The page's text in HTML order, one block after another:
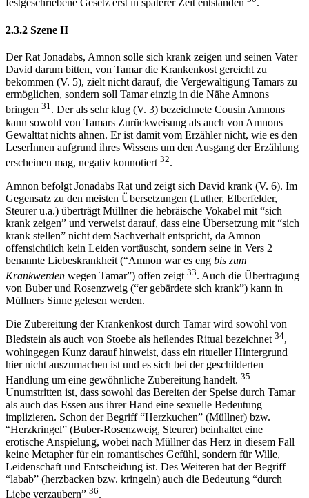
festgeschriebene Gesetz erst in späterer Zeit entstanden
.
2.3.2 Szene II
Der Rat Jonadabs, Amnon solle sich krank zeigen und seinen Vater
David darum bitten, von Tamar die Krankenkost gereicht zu
bekommen (V. 5), zielt nicht darauf, die Vergewaltigung Tamars zu
ermöglichen, sondern soll Tamar einzig in die Nähe Amnons
bringen 31. Der als sehr klug (V. 3) bezeichnete Cousin Amnons
kann sowohl von Tamars Zurückweisung als auch von Amnons
Gewalttat nichts ahnen. Er ist damit vom Erzähler nicht, wie es den
LeserInnen aufgrund ihres Wissens um den Ausgang der Erzählung
erscheinen mag, negativ konnotiert 32.
Amnon befolgt Jonadabs Rat und zeigt sich David krank (V. 6). Im
Gegensatz zu den meisten Übersetzungen (Luther, Elberfelder,
Steurer u.a.) überträgt Müllner die hebräische Vokabel mit “sich
krank zeigen” und verweist darauf, dass eine Übersetzung mit “sich
krank stellen” nicht dem Sachverhalt entspricht, da Amnon
offensichtlich kein Leiden vortäuscht, sondern seine in Vers 2
benannte Liebeskrankheit (“Amnon war es eng bis zum
Krankwerden wegen Tamar”) offen zeigt 33. Auch die Übertragung
von Buber und Rosenzweig (“er gebärdete sich krank”) kann in
Müllners Sinne gelesen werden.
Die Zubereitung der Krankenkost durch Tamar wird sowohl von
Bledstein als auch von Stoebe als heilendes Ritual bezeichnet 34,
wohingegen Kunz darauf hinweist, dass ein ritueller Hintergrund
hier nicht auszumachen ist und es sich bei der geschilderten
Handlung um eine gewöhnliche Zubereitung handelt. 35
Unumstritten ist, dass sowohl das Bereiten der Speise durch Tamar
als auch das Essen aus ihrer Hand eine sexuelle Bedeutung
implizieren. Schon der Begriff “Herzkuchen” (Müllner) bzw.
“Herzkringel” (Buber-Rosenzweig, Steurer) beinhaltet eine
erotische Anspielung, wobei nach Müllner das Herz in diesem Fall
keine Metapher für ein romantisches Gefühl, sondern für Wille,
Leidenschaft und Entscheidung ist. Des Weiteren hat der Begriff
“labab” (herzbacken bzw. kringeln) auch die Bedeutung “durch
Liebe verzaubern” 36.